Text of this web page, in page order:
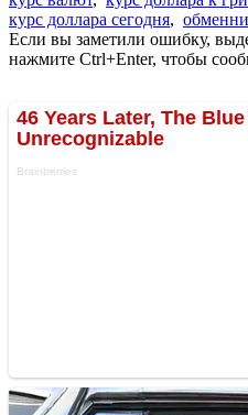
курс доллара сегодня,
Если вы заметили ошибку,
нажмите Ctrl+Enter, чтобы